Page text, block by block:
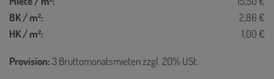
BK / m²:
2,86 €
HK / m²:
1,00 €
Provision:3 Bruttomonatsmieten zzgl. 20% USt.